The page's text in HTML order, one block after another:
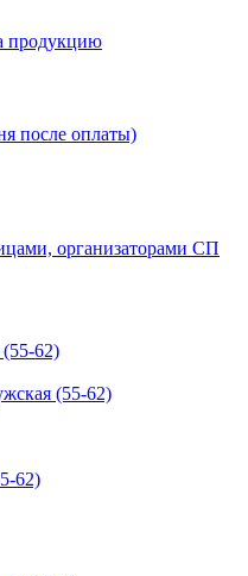
продукцию
после оплаты)
организаторами СП
(55-62)
62)